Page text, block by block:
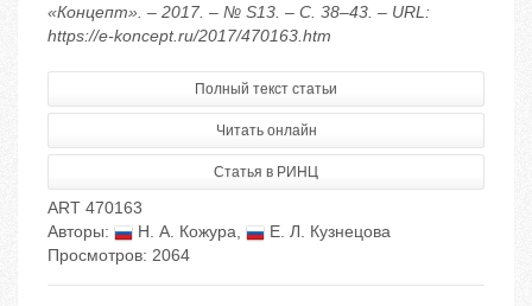
«Концепт». – 2017. – № S13. – С. 38–43. – URL:
https://e-koncept.ru/2017/470163.htm
Полный текст статьи
Читать онлайн
Статья в РИНЦ
ART 470163
Авторы:
Н. А. Кожура,
Е. Л. Кузнецова
Просмотров: 2064